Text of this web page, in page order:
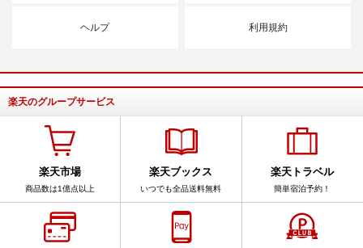
ヘルプ 利用規約
楽天のグループサービス
楽天市場
商品数は1億点以上
楽天ブックス
いつでも全品送料無料
楽天トラベル
簡単宿泊予約！